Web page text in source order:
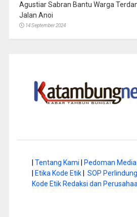
Agustiar Sabran Bantu Warga
Jalan Anoi
14 September 2024
Tentang Kami Pedoman
Etika Kode Etik| SOP
Kode Etik Redaksi dan